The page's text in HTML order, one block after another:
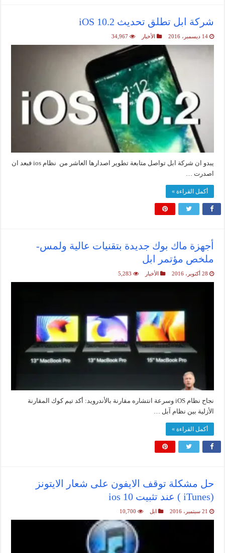
شركة ابل تطلق تحديث iOS 10.2
14 ديسمبر، 2016 الأخبار 34,967
يبدو ان شركة ابل تواصل متابعة تطوير اصدارها العاشر من نظام ios فبعد ان
اصدرت …
أكمل القراءة »
أجهزة ماك بوك جديدة بتقنيات عالية ولمس-
ملخص مؤتمر ابل
28 أكتوبر، 2016 الأخبار 5,283
نجاح نظام iOS وسرعة انتشاره مقارنة بالأندرويد: أكد تيم كوك المقارنة
الأزلية بين نظام آبل …
أكمل القراءة »
حل مشكلة توقف الايفون على شعار الايتونز
(iTunes ) عند تثبيت ios 10
21 سبتمبر، 2016 ابل 10,700